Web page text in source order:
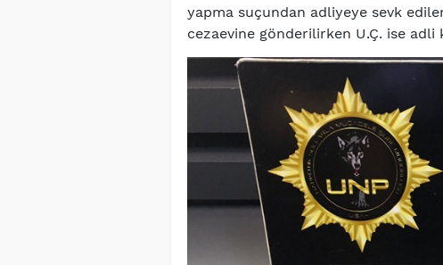
yapma suçundan adliyeye sevk
cezaevine gönderilirken U.Ç. ise adli